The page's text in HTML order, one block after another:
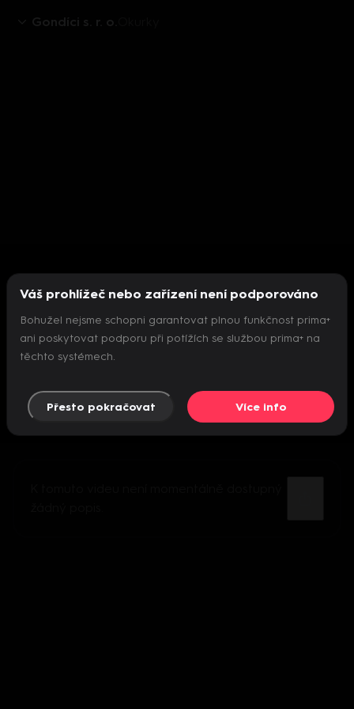
Gondíci s. r. o.
Nepodařilo se inicializovat přehrávač
Váš prohlížeč nebo zařízení není podporováno
Bohužel nejsme schopni garantovat plnou funkčnost prima+
ani poskytovat podporu při potížích se službou prima+ na
těchto systémech.
Přesto pokračovat Více info